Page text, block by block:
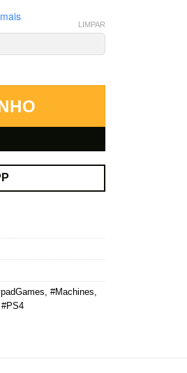
LIMPAR
Digital quantidade
#Machines
#PS4